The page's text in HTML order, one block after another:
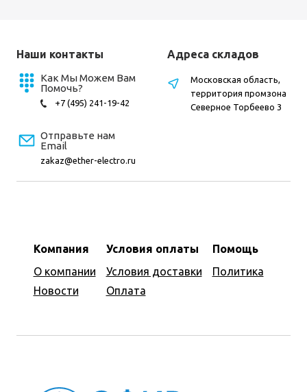
Наши контакты
Как Мы Можем Вам
Помочь?
+7 (495) 241-19-42
Отправьте нам
Email
zakaz@ether-electro.ru
Компания
О компании
Новости
Условия оплаты
Условия доставки
Оплата
Помощь
Политика
Адреса складов
Московская область,
территория промзона
Северное Торбеево 3